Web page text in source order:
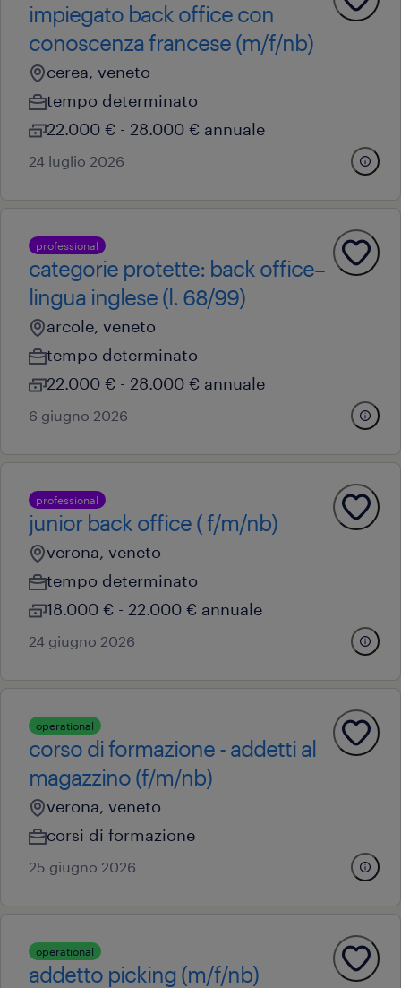
impiegato back office con
conoscenza francese (m/f/nb)
cerea, veneto
tempo determinato
22.000 € - 28.000 € annuale
24 luglio 2026
professional
categorie protette: back office–
lingua inglese (l. 68/99)
arcole, veneto
tempo determinato
22.000 € - 28.000 € annuale
6 giugno 2026
professional
junior back office ( f/m/nb)
verona, veneto
tempo determinato
18.000 € - 22.000 € annuale
24 giugno 2026
operational
corso di formazione - addetti al
magazzino (f/m/nb)
verona, veneto
corsi di formazione
25 giugno 2026
operational
addetto picking (m/f/nb)